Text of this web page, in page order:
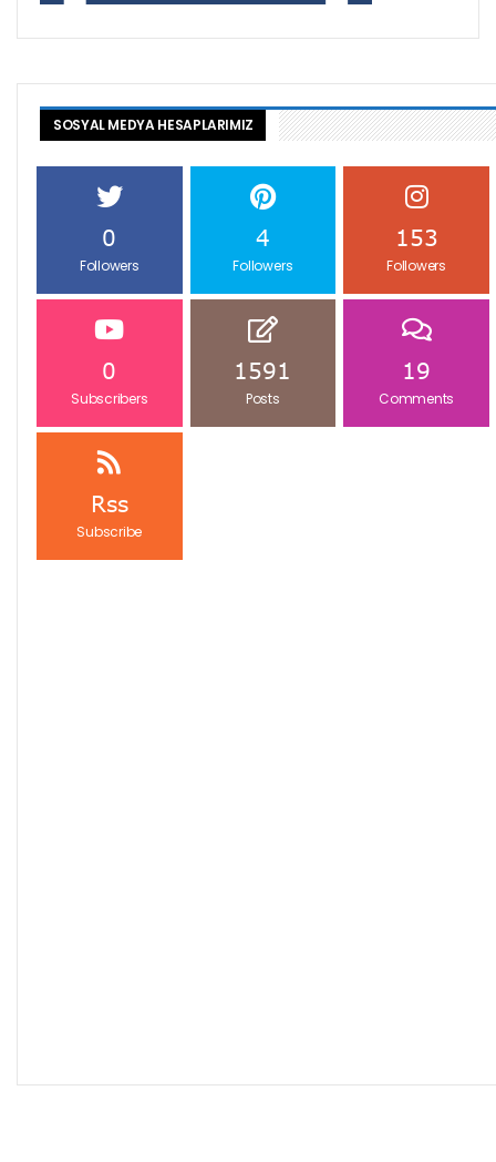
SOSYAL MEDYA HESAPLARIMIZ
0
Followers
4
Followers
153
Followers
0
Subscribers
1591
Posts
19
Comments
Rss
Subscribe